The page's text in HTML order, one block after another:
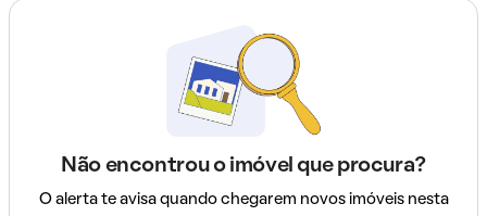
Não encontrou o imóvel que procura?
O alerta te avisa quando chegarem novos imóveis nesta